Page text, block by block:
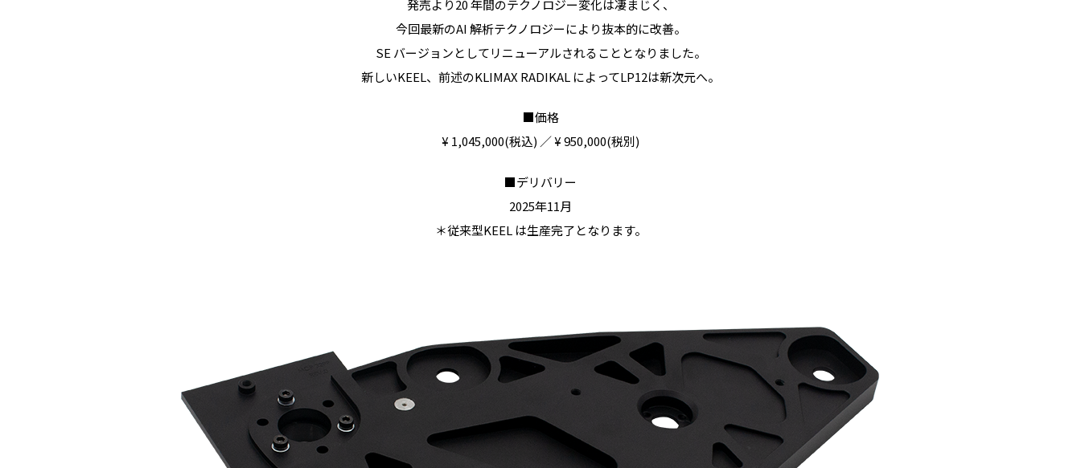
発売より20 年間のテクノロジー変化は凄まじく、
今回最新のAI 解析テクノロジーにより抜本的に改善。
SE バージョンとしてリニューアルされることとなりました。
新しいKEEL、前述のKLIMAX RADIKAL によってLP12は新次元へ。
■価格
¥ 1,045,000(税込) ／ ¥ 950,000(税別)
■デリバリー
2025年11月
＊従来型KEEL は生産完了となります。